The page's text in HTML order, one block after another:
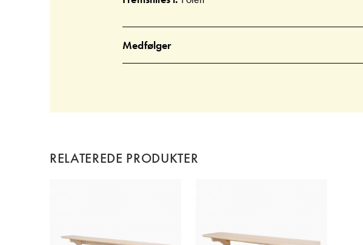
Medfølger
RELATEREDE PRODUKTER